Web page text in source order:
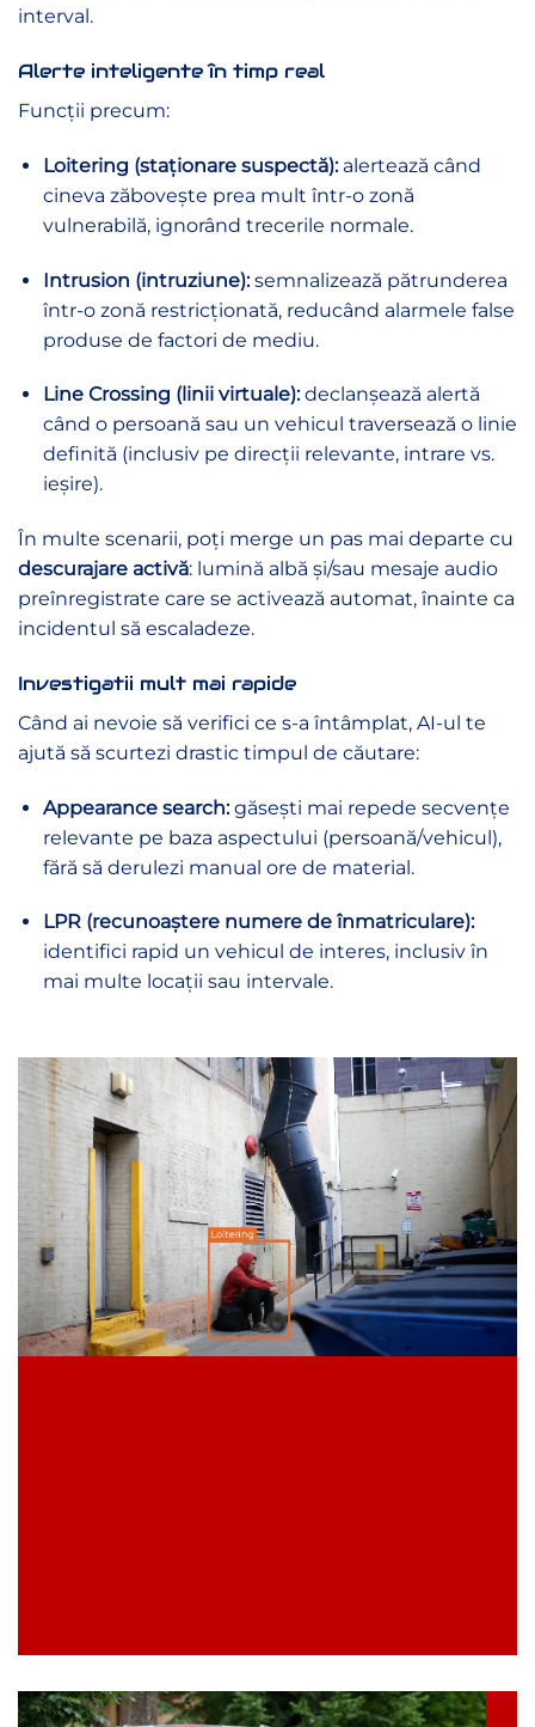
interval.
Alerte inteligente în timp real
Funcții precum:
Loitering (staționare suspectă):alertează când
cineva zăbovește prea mult într-o zonă
vulnerabilă, ignorând trecerile normale.
Intrusion (intruziune):semnalizează pătrunderea
într-o zonă restricționată, reducând alarmele false
produse de factori de mediu.
Line Crossing (linii virtuale):declanșează alertă
când o persoană sau un vehicul traversează o linie
definită (inclusiv pe direcții relevante, intrare vs.
ieșire).
În multe scenarii, poți merge un pas mai departe cu
descurajare activă: lumină albă și/sau mesaje audio
preînregistrate care se activează automat, înainte ca
incidentul să escaladeze.
Investigatii mult mai rapide
Când ai nevoie să verifici ce s-a întâmplat, AI-ul te
ajută să scurtezi drastic timpul de căutare:
Appearance search:găsești mai repede secvențe
relevante pe baza aspectului (persoană/vehicul),
fără să derulezi manual ore de material.
LPR (recunoaștere numere de înmatriculare):
identifici rapid un vehicul de interes, inclusiv în
mai multe locații sau intervale.